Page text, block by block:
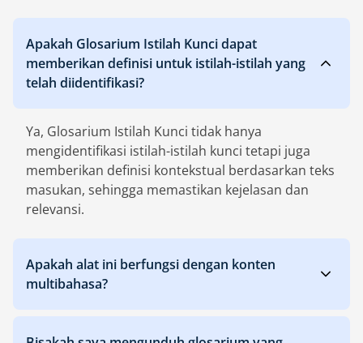
Apakah Glosarium Istilah Kunci dapat
memberikan definisi untuk istilah-istilah yang
telah diidentifikasi?
Ya, Glosarium Istilah Kunci tidak hanya
mengidentifikasi istilah-istilah kunci tetapi juga
memberikan definisi kontekstual berdasarkan teks
masukan, sehingga memastikan kejelasan dan
relevansi.
Apakah alat ini berfungsi dengan konten
multibahasa?